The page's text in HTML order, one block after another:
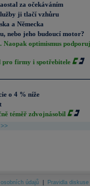
za očekáváním
ji tlačí vzhůru
a Německa
nebo jeho budoucí motor?
Naopak optimismus
pro firmy i spotřebitele
o 4 % níže
téměř zdvojnásobil
>>
údajů Pravidla diskuse